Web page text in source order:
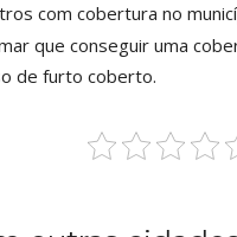
com cobertura no
que conseguir uma
de furto coberto.